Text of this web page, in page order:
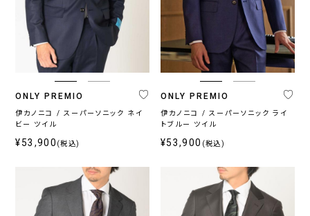
ONLY PREMIO
伊カノニコ / スーパーソニック ネイ
ビー ツイル
¥53,900 (税込)
ONLY PREMIO
伊カノニコ / スーパーソニック ライ
トブルー ツイル
¥53,900 (税込)